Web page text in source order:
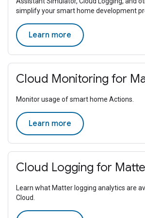
simplify your smart home development
Learn more
Cloud Monitoring for
Monitor usage of smart home Actions.
Learn more
Cloud Logging for
Learn what Matter logging analytics are
Cloud.